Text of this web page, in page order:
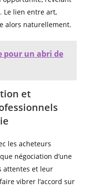
Le lien entre art,
alors naturellement.
pour un abri de
et
les acheteurs
négociation d’une
attentes et leur
vibrer l’accord sur